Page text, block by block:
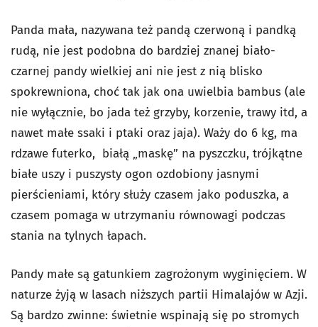
Panda mała, nazywana też pandą czerwoną i pandką
rudą, nie jest podobna do bardziej znanej biało-
czarnej pandy wielkiej ani nie jest z nią blisko
spokrewniona, choć tak jak ona uwielbia bambus (ale
nie wyłącznie, bo jada też grzyby, korzenie, trawy itd, a
nawet małe ssaki i ptaki oraz jaja). Waży do 6 kg, ma
rdzawe futerko, białą „maskę” na pyszczku, trójkątne
białe uszy i puszysty ogon ozdobiony jasnymi
pierścieniami, który służy czasem jako poduszka, a
czasem pomaga w utrzymaniu równowagi podczas
stania na tylnych łapach.
Pandy małe są gatunkiem zagrożonym wyginięciem. W
naturze żyją w lasach niższych partii Himalajów w Azji.
Są bardzo zwinne: świetnie wspinają się po stromych